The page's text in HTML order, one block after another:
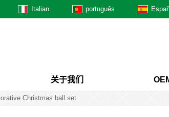
Italian português
关于我们
Christmas ball set